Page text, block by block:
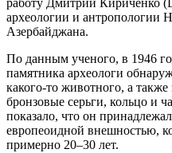
работу Дмитрий Кириченко
археологии и антропологии
Азербайджана.
По данным ученого, в 1946
памятника археологи
какого-то животного, а
бронзовые серьги, кольцо и
показало, что он
европеоидной внешностью,
примерно 20–30 лет.